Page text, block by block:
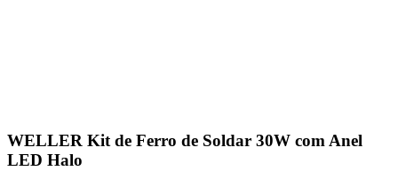
WELLER Kit de Ferro de Soldar 30W com Anel
LED Halo